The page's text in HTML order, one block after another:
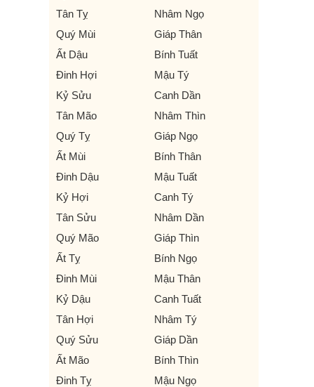
Tân Tỵ
Nhâm Ngọ
Quý Mùi
Giáp Thân
Ất Dậu
Bính Tuất
Đinh Hợi
Mậu Tý
Kỷ Sửu
Canh Dần
Tân Mão
Nhâm Thìn
Quý Tỵ
Giáp Ngọ
Ất Mùi
Bính Thân
Đinh Dậu
Mậu Tuất
Kỷ Hợi
Canh Tý
Tân Sửu
Nhâm Dần
Quý Mão
Giáp Thìn
Ất Tỵ
Bính Ngọ
Đinh Mùi
Mậu Thân
Kỷ Dậu
Canh Tuất
Tân Hợi
Nhâm Tý
Quý Sửu
Giáp Dần
Ất Mão
Bính Thìn
Đinh Tỵ
Mậu Ngọ